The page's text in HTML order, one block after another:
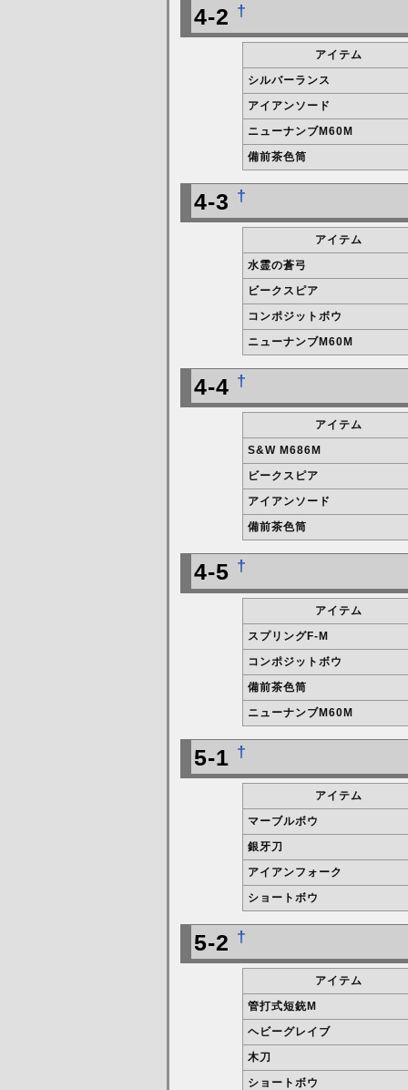
4-2 †
アイテム
シルバーランス
アイアンソード
ニューナンブM60M
備前茶色筒
4-3 †
アイテム
水霊の蒼弓
ビークスピア
コンポジットボウ
ニューナンブM60M
4-4 †
アイテム
S&W M686M
ビークスピア
アイアンソード
備前茶色筒
4-5 †
アイテム
スプリングF-M
コンポジットボウ
備前茶色筒
ニューナンブM60M
5-1 †
アイテム
マーブルボウ
銀牙刀
アイアンフォーク
ショートボウ
5-2 †
アイテム
管打式短銃M
ヘビーグレイブ
木刀
ショートボウ